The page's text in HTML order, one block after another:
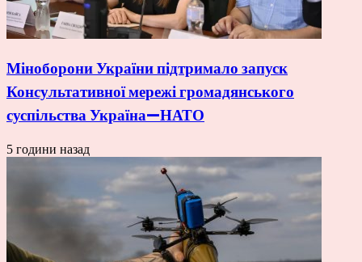
Міноборони України підтримало запуск
Консультативної мережі громадянського
суспільства Україна—НАТО
5 години назад